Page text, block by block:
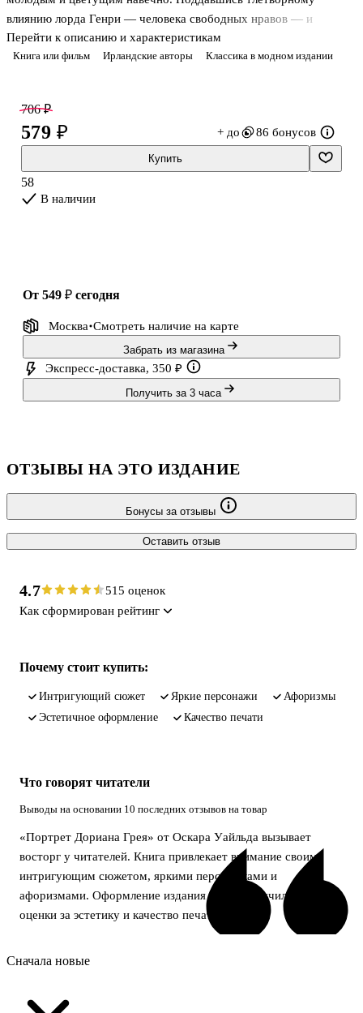
Книга или фильм Ирландские авторы Классика в модном издании
влиянию лорда Генри — человека свободных нравов — и
погрузившись в пучину гедонизма, Дориан уходит все дальше от
своих прежних идеалов, но лицо его с годами остается таким же
Перейти к описанию и характеристикам
706 ₽
579 ₽ + до 86 бонусов
Купить
58
В наличии
от 549 ₽ сегодня
Москва Смотреть наличие на карте
Забрать из магазина
Экспресс-доставка, 350 ₽
Получить за 3 часа
ОТЗЫВЫ НА ЭТО ИЗДАНИЕ
Бонусы за отзывы
Оставить отзыв
4.7
515 оценок
Как сформирован рейтинг
Почему стоит купить:
интригующий сюжет яркие персонажи
афоризмы
эстетичное оформление
качество печати
Что говорят читатели
Выводы на основании 10 последних отзывов на товар
«Портрет Дориана Грея» от Оскара Уайльда вызывает
восторг у читателей. Книга привлекает внимание своим
интригующим сюжетом, яркими персонажами и
афоризмами. Оформление издания также получило высокие
оценки за эстетику и качество печати.
Сначала новые